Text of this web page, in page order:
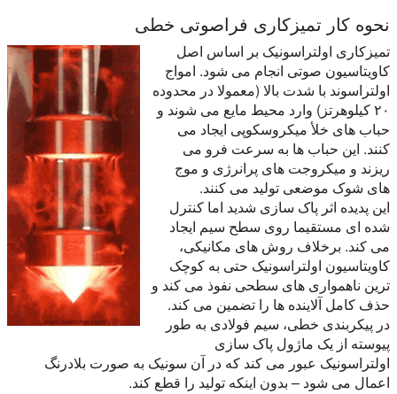
نحوه کار تمیزکاری فراصوتی خطی
تمیزکاری اولتراسونیک بر اساس اصل
کاویتاسیون صوتی انجام می شود. امواج
اولتراسوند با شدت بالا (معمولا در محدوده
۲۰ کیلوهرتز) وارد محیط مایع می شوند و
حباب های خلأ میکروسکوپی ایجاد می
کنند. این حباب ها به سرعت فرو می
ریزند و میکروجت های پرانرژی و موج
های شوک موضعی تولید می کنند.
این پدیده اثر پاک سازی شدید اما کنترل
شده ای مستقیما روی سطح سیم ایجاد
می کند. برخلاف روش های مکانیکی،
کاویتاسیون اولتراسونیک حتی به کوچک
ترین ناهمواری های سطحی نفوذ می کند و
حذف کامل آلاینده ها را تضمین می کند.
در پیکربندی خطی، سیم فولادی به طور
پیوسته از یک ماژول پاک سازی
اولتراسونیک عبور می کند که در آن سونیک به صورت بلادرنگ
اعمال می شود – بدون اینکه تولید را قطع کند.